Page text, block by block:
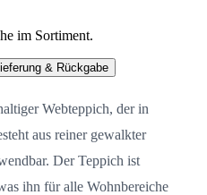
im Sortiment.
Lieferung & Rückgabe
Webteppich, der in
aus reiner gewalkter
Der Teppich ist
ihn für alle Wohnbereiche